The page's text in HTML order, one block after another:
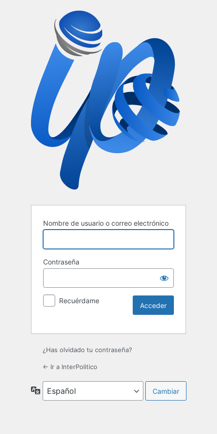
Nombre de usuario o correo electrónico
Contraseña
Recuérdame
¿Has olvidado tu contraseña?
← Ir a InterPolitico
Idioma